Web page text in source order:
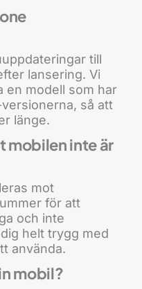
till
lansering. Vi
en modell som har
så att
länge.
mobilen inte är
mot
för att
och inte
helt trygg med
använda.
mobil?